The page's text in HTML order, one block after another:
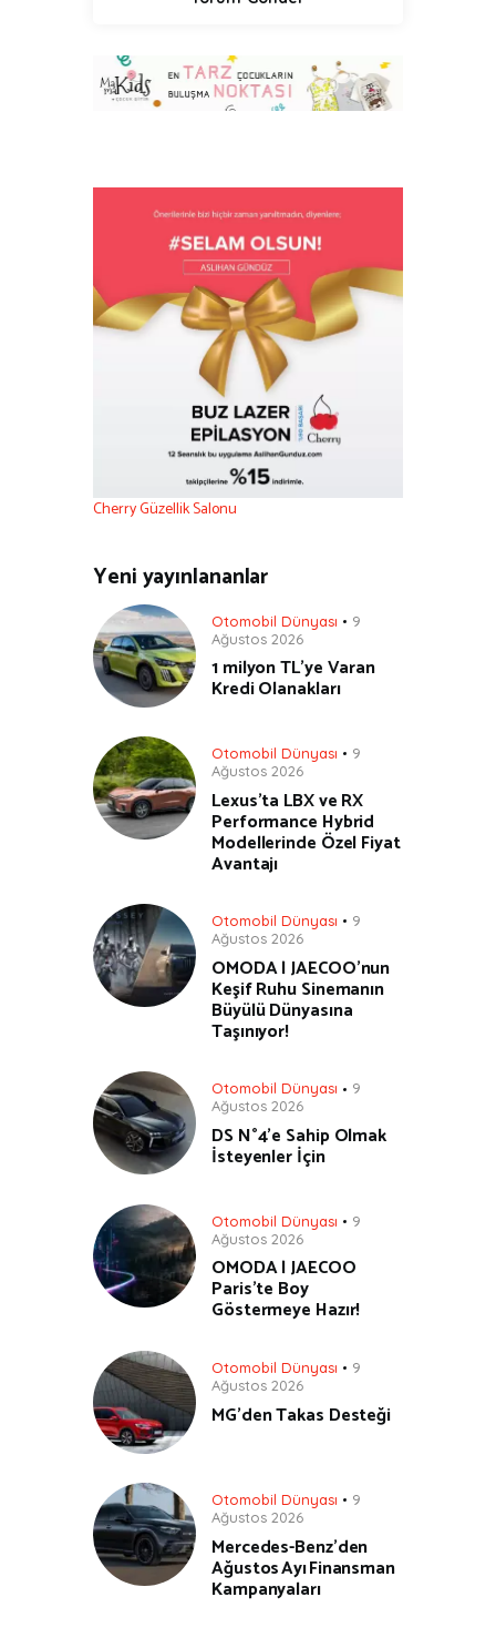
Cherry Güzellik Salonu
Yeni yayınlananlar
Otomobil Dünyası
9
Ağustos 2026
1 milyon TL’ye Varan
Kredi Olanakları
Otomobil Dünyası
9
Ağustos 2026
Lexus’ta LBX ve RX
Performance Hybrid
Modellerinde Özel Fiyat
Avantajı
Otomobil Dünyası
9
Ağustos 2026
OMODA | JAECOO’nun
Keşif Ruhu Sinemanın
Büyülü Dünyasına
Taşınıyor!
Otomobil Dünyası
9
Ağustos 2026
DS N°4’e Sahip Olmak
İsteyenler İçin
Otomobil Dünyası
9
Ağustos 2026
OMODA | JAECOO
Paris’te Boy
Göstermeye Hazır!
Otomobil Dünyası
9
Ağustos 2026
MG’den Takas Desteği
Otomobil Dünyası
9
Ağustos 2026
Mercedes-Benz’den
Ağustos Ayı Finansman
Kampanyaları